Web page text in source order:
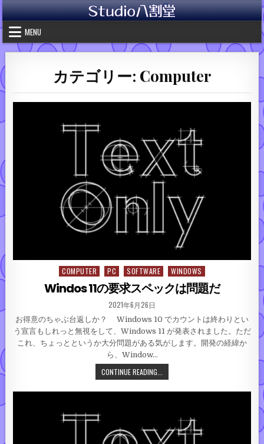
Skip to content
MENU
カテゴリー: Computer
Posted in
COMPUTER PC SOFTWARE WINDOWS
Windos 11の要求スペックは問題だ
PUBLISHED DATE:
2021年6月26日
お得意のちゃぶ台返しか？ Windows 10 でカウントは終わりとい
う宣言もしれっと無視をして、Windows 11 が発表されました。ただ
これ、ちょっとというか大分問題がある気がします。開発の経緯か
ら、Window…
CONTINUE READING...